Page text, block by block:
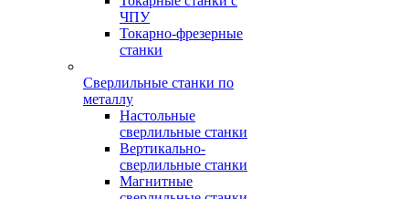
ЧПУ
Токарно-фрезерные
станки
Сверлильные станки по
металлу
Настольные
сверлильные станки
Вертикально-
сверлильные станки
Магнитные